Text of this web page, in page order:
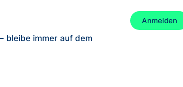
Truck! Der CSD
Vielfalt und
Week „Solidarisch
bleibe immer auf dem
Anmelden